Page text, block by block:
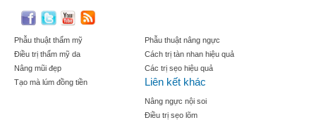
Phẫu thuật thẩm mỹ
Điều trị thẩm mỹ da
Nâng mũi đẹp
Tạo mà lúm đồng tiền
Phẫu thuật nâng ngực
Cách trị tàn nhan hiệu quả
Các trị sẹo hiệu quả
Liên kết khác
Nâng ngực nội soi
Điều trị sẹo lõm